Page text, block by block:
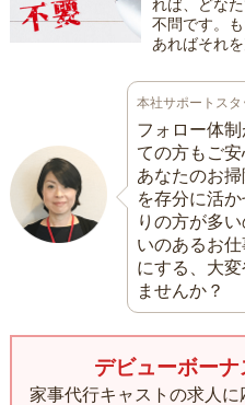
れば、どな
不問です。
あればそれ
本社サポートスタ
フォロー体
ての方もご安
あなたのお
を存分に活
りの方が多
いのあるお
にする、大
ませんか？
デビューボー
家事代行キャストの求人